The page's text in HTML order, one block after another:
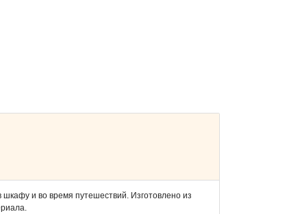
и во время путешествий. Изготовлено из